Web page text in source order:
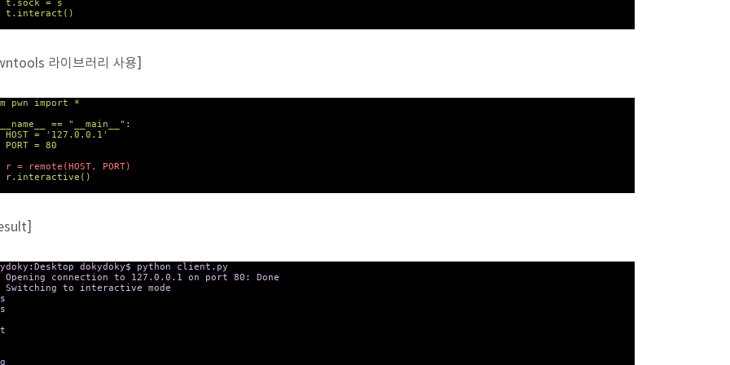
= s
라이브러리 사용]
pwn import *
__name__ == "__main__" :
=
'127.0.0.1'
= 80
r = remote(HOST, PORT)
dokydoky$ python client.py
connection to 127.0.0.1 on port 80: Done
Switching to interactive mode